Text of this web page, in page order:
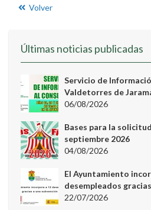
Volver
Últimas noticias publicadas
Servicio de
Valdetorres de
06/08/2026
Bases para la
septiembre 2026
04/08/2026
El Ayuntamiento
desempleados
22/07/2026